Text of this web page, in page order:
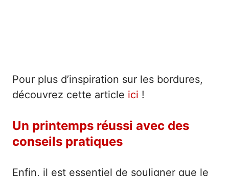
Pour plus d’inspiration sur les bordures,
découvrez cette article ici !
Un printemps réussi avec des
conseils pratiques
Enfin, il est essentiel de souligner que le